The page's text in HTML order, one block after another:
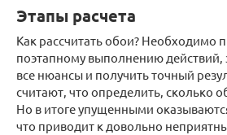
Этапы расчета
Как рассчитать обои? Необходимо
поэтапному выполнению действий,
все нюансы и получить точный
считают, что определить, сколько
Но в итоге упущенными
что приводит к довольно